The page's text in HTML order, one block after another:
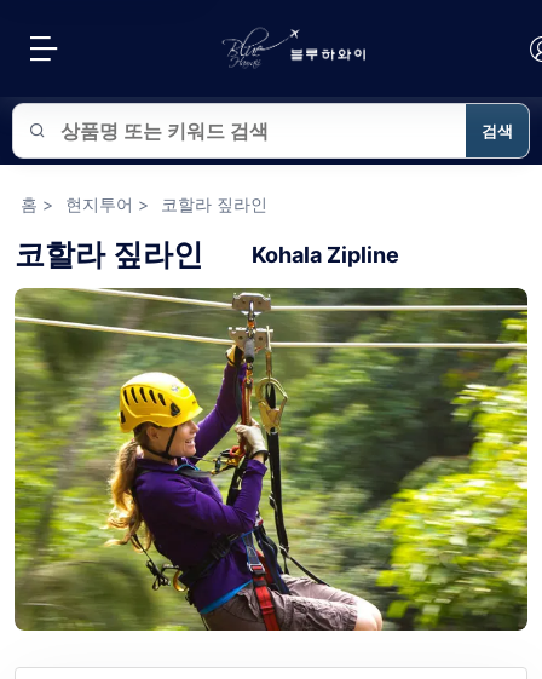
블루하와이 상품 검색
검색
홈 > 현지투어 > 코할라 짚라인
코할라 짚라인 Kohala Zipline